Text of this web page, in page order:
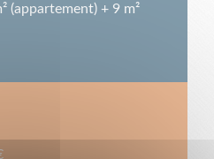
(appartement) + 9 m²